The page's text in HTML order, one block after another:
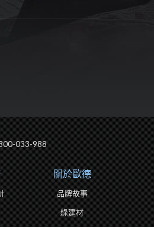
033-988
關於歐德
品牌故事
綠建材